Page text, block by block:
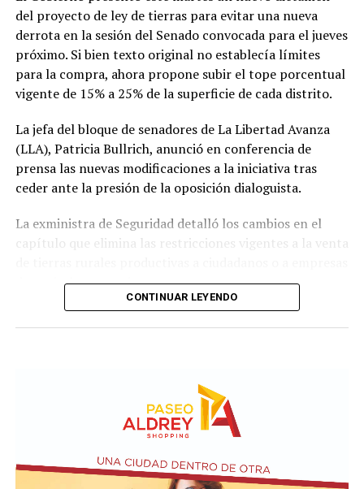
gobiernos de la región que comparten sus ideas, en una
gira que se extenderá hasta el fin de semana antes de su
regreso a Buenos Aires.
del proyecto de ley de tierras para evitar una nueva
derrota en la sesión del Senado convocada para el jueves
próximo. Si bien texto original no establecía límites
para la compra, ahora propone subir el tope porcentual
vigente de 15% a 25% de la superficie de cada distrito.
La jefa del bloque de senadores de La Libertad Avanza
(LLA), Patricia Bullrich, anunció en conferencia de
prensa las nuevas modificaciones a la iniciativa tras
ceder ante la presión de la oposición dialoguista.
La exministra de Seguridad detalló los cambios en el
capítulo que elimina las restricciones vigentes a la venta
de capitales extranjeros.
Por otro lado, la iniciativa introduce un agregado sobre
el artículo 4 de Ley N° 21.499 relacionada a las
CONTINUAR LEYENDO